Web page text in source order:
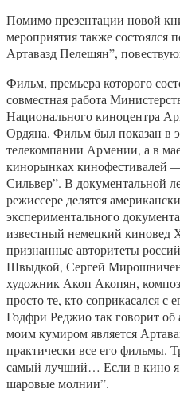
Помимо презентации новой
мероприятия также состоялся
Артавазд Пелешян”,
Фильм, премьера которого
совместная работа
Национального киноцентра
Ордяна. Фильм был показан в
телекомпании Армении, а в
кинорынках кинофестивалей
Сильвер”. В документальной
режиссере делятся
экспериментального
известный немецкий киновед
признанные авторитеты
Швыдкой, Сергей
художник Акоп Акопян,
просто те, кто соприкасался с
Годфри Реджио так говорит
моим кумиром является
практически все его фильмы.
самый лучший… Если в кино
шаровые молнии”.